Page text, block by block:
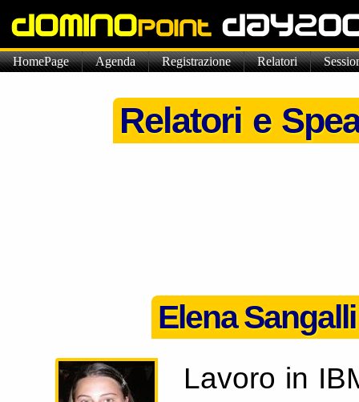
HomePage Agenda Registrazione Relatori
Relatori e
Elena Sangalli
Lavoro in